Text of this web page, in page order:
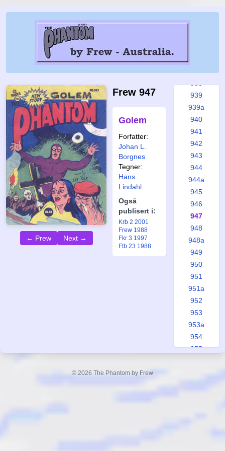
← Prew Next →
Frew 947
Golem
Forfatter:
Johan L.
Borgnes
Tegner:
Hans
Lindahl
Også
publisert i:
Krb 2 2001
Frew 1988
Fkr 3 1997
Ftb 23 1988
933
939
939a
940
941
942
943
944
944a
945
946
947
948
948a
949
950
951
951a
952
953
953a
954
955
© 2026 The Phantom by Frew